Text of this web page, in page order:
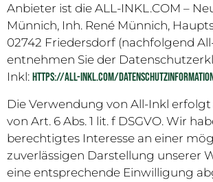
Anbieter ist die ALL-INKL.COM –
Münnich, Inh. René Münnich,
02742 Friedersdorf (nachfolgend
entnehmen Sie der
Inkl: https://all-inkl.com/
Die Verwendung von All-Inkl
von Art. 6 Abs. 1 lit. f DSGVO. Wir
berechtigtes Interesse an einer
zuverlässigen Darstellung unserer
eine entsprechende Einwilligung